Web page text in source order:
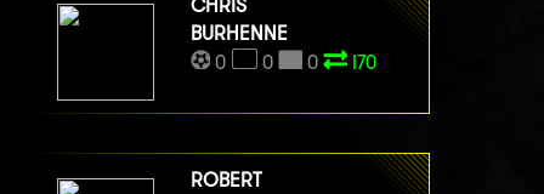
CHRIS
BURHENNE
0
0 0 I70
ROBERT